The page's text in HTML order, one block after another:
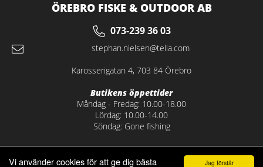
Jag förstår
Vi använder cookies för att ge dig bästa
ÖREBRO FISKE & OUTDOOR AB
073-239 36 03
stephan.nielsen@telia.com
Karosserigatan 4, 703 84 Örebro
Butikens öppettider
Måndag - Fredag: 10.00-18.00
Lördag: 10.00-14.00
Söndag: Gone fishing